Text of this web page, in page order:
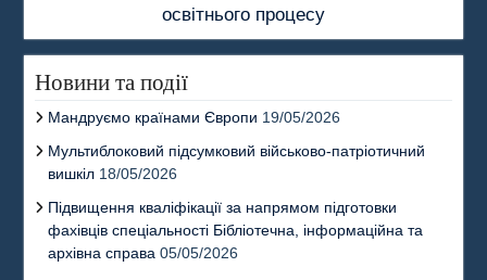
освітнього процесу
Новини та події
Мандруємо країнами Європи 19/05/2026
Мультиблоковий підсумковий військово-патріотичний
вишкіл 18/05/2026
Підвищення кваліфікації за напрямом підготовки
фахівців спеціальності Бібліотечна, інформаційна та
архівна справа 05/05/2026